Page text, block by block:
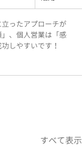
ったアプローチが
、個人営業は「感
しやすいです！
すべて表示